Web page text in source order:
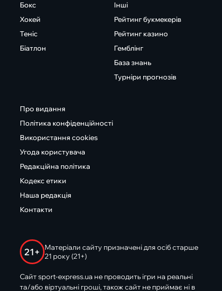
Бокс
Хокей
Теніс
Біатлон
Інші
Рейтинг букмекерів
Рейтинг казино
Гемблінг
База знань
Турніри прогнозів
Про видання
Політика конфіденційності
Використання cookies
Угода користувача
Редакційна політика
Кодекс етики
Наша редакція
Контакти
21+
Матеріали сайту призначені для осіб старше
21 року (21+)
Сайт sport-express.ua не проводить ігри на реальні
та/або віртуальні гроші, також сайт не приймає ні в